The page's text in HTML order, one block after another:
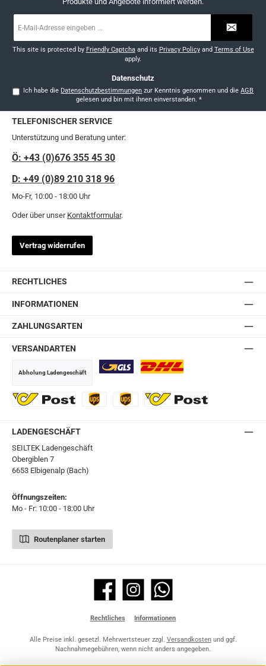
Mail-
*
This site is protected by Friendly Captchaand its Privacy Policyand Terms of Use
apply.
Datenschutz
Ich habe die Datenschutzbestimmungen zur Kenntnis genommen und dieAGB
gelesen und bin mit ihnen einverstanden. *
TELEFONISCHER SERVICE
Unterstützung und Beratung unter:
Ö: +43 (0)676 355 45 30
D: +49 (0)89 210 318 96
Mo-Fr, 10:00 - 18:00 Uhr
Oder über unser Kontaktformular.
Vertrag widerrufen
RECHTLICHES
INFORMATIONEN
ZAHLUNGSARTEN
VERSANDARTEN
Abholung Ladengeschäft
LADENGESCHÄFT
SEILTEK Ladengeschäft
Obergiblen 7
6653 Elbigenalp (Bach)
Öffnungszeiten:
Mo - Fr: 10:00 - 18:00 Uhr
Routenplaner starten
Facebook Instagram WhatsApp
Rechtliches Informationen
Alle Preise inkl. gesetzl. Mehrwertsteuer zzgl. Versandkostenund ggf.
Nachnahmegebühren, wenn nicht anders angegeben.